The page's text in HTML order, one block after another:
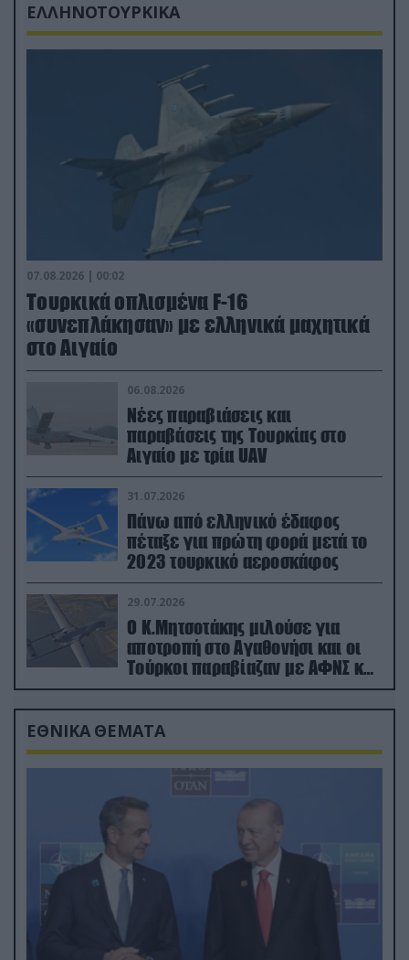
ΕΛΛΗΝΟΤΟΥΡΚΙΚΑ
07.08.2026 | 00:02
Τουρκικά οπλισμένα F-16
«συνεπλάκησαν» με ελληνικά μαχητικά
στο Αιγαίο
06.08.2026
Νέες παραβιάσεις και
παραβάσεις της Τουρκίας στο
Αιγαίο με τρία UAV
31.07.2026
Πάνω από ελληνικό έδαφος
πέταξε για πρώτη φορά μετά το
2023 τουρκικό αεροσκάφος
29.07.2026
Ο Κ.Μητσοτάκης μιλούσε για
αποτροπή στο Αγαθονήσι και οι
Τούρκοι παραβίαζαν με ΑΦΝΣ και
drone
ΕΘΝΙΚΑ ΘΕΜΑΤΑ